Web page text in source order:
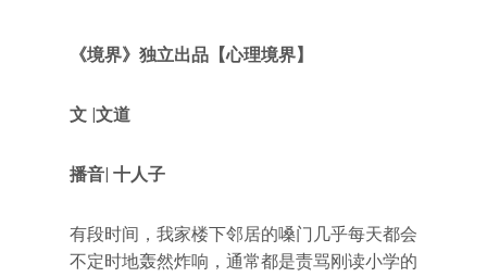
《境界》 独立出品【心理境界】
文 |文道
播音| 十人子
有段时间，我家楼下邻居的嗓门几乎每天都会
不定时地轰然炸响，通常都是责骂刚读小学的